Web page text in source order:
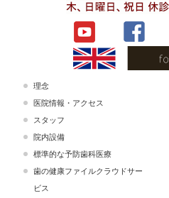
理念
医院情報・アクセス
スタッフ
院内設備
標準的な予防歯科医療
歯の健康ファイルクラウドサー
ビス